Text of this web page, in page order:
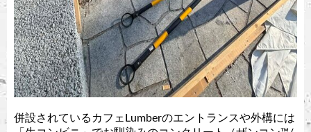
併設されているカフェLumberのエントランスや外構には